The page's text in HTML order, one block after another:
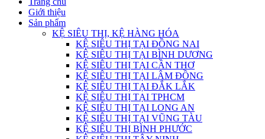
Giới thiệu
Sản phẩm
KỆ SIÊU THỊ, KỆ HÀNG HÓA
KỆ SIÊU THỊ TẠI ĐỒNG NAI
KỆ SIÊU THỊ TẠI BÌNH DƯƠNG
KỆ SIÊU THỊ TẠI CẦN THƠ
KỆ SIÊU THỊ TẠI LÂM ĐỒNG
KỆ SIÊU THỊ TẠI ĐẮK LẮK
KỆ SIÊU THỊ TẠI TPHCM
KỆ SIÊU THỊ TẠI LONG AN
KỆ SIÊU THỊ TẠI VŨNG TÀU
KỆ SIÊU THỊ BÌNH PHƯỚC